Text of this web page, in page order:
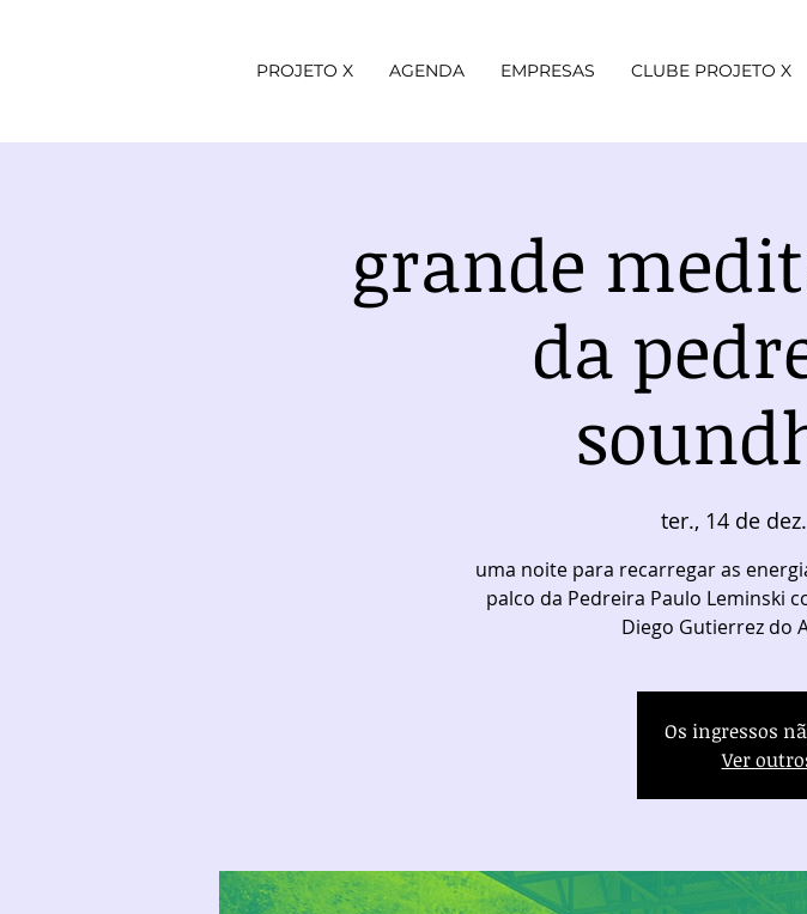
PROJETO X AGENDA EMPRESAS CLUBE PROJETO X
grande
da
ter., 14 de dez.
uma noite para recarregar as
palco da Pedreira Paulo Leminski
Diego Gutierrez do
Os ingressos
Ver